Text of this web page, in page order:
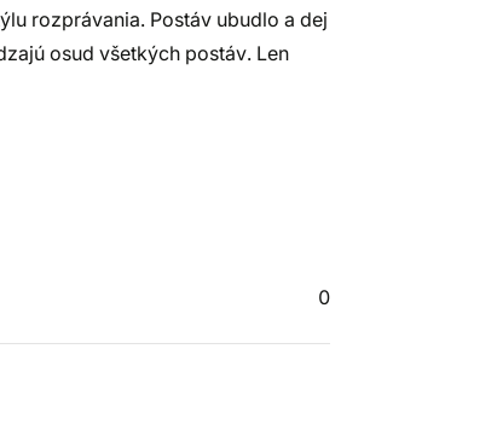
rozprávania. Postáv ubudlo a dej
osud všetkých postáv. Len
0